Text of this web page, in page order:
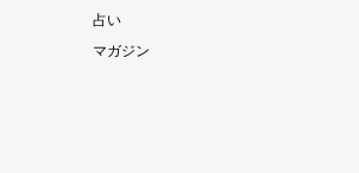
占い
マガジン